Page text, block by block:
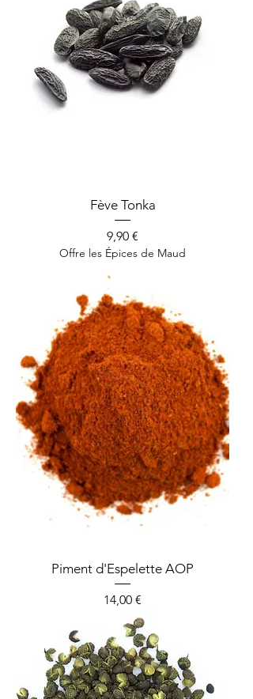
Fève Tonka
Prix
9,90 €
Offre les Épices de Maud
Piment d'Espelette AOP
Prix
14,00 €